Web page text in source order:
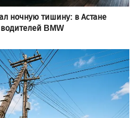
ночную тишину: в Астане
BMW